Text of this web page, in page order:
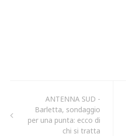
ANTENNA SUD -
Barletta, sondaggio
per una punta: ecco di
chi si tratta